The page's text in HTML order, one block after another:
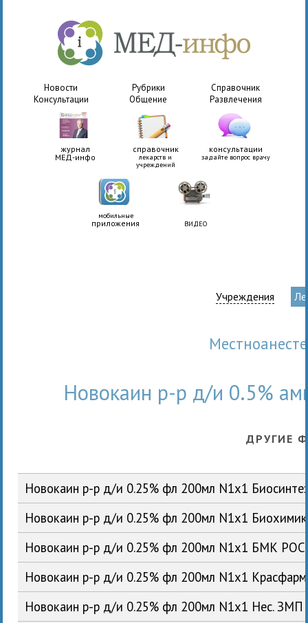
Новости Рубрики
Справочник
Консультации
Общение Развлечения
журнал
МЕД-инфо
справочник
лекарств и
учреждений
консультации
задайте вопрос врачу
мобильные
приложения ВИДЕО
Учреждения
Новокаин р-р д/и 0.5%
ДРУГИЕ
Новокаин р-р д/и 0.25% фл 200мл N1x1
Новокаин р-р д/и 0.25% фл 200мл N1x1
Новокаин р-р д/и 0.25% фл 200мл N1x1 БМК РОС
Новокаин р-р д/и 0.25% фл 200мл N1x1
Новокаин р-р д/и 0.25% фл 200мл N1x1 Нес.